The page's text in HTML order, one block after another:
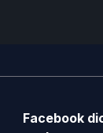
Facebook